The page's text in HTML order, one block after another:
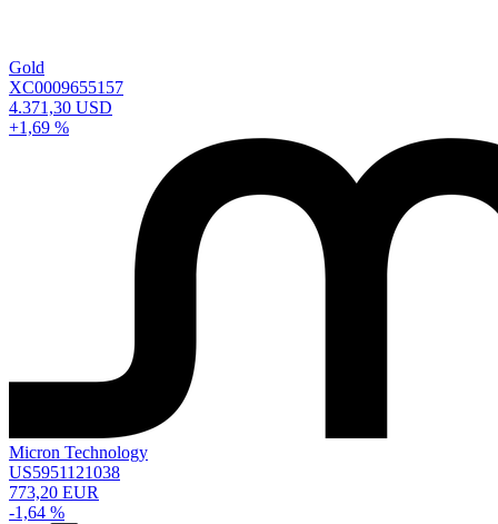
Gold
XC0009655157
4.371,30 USD
+1,69 %
Micron Technology
US5951121038
773,20 EUR
-1,64 %